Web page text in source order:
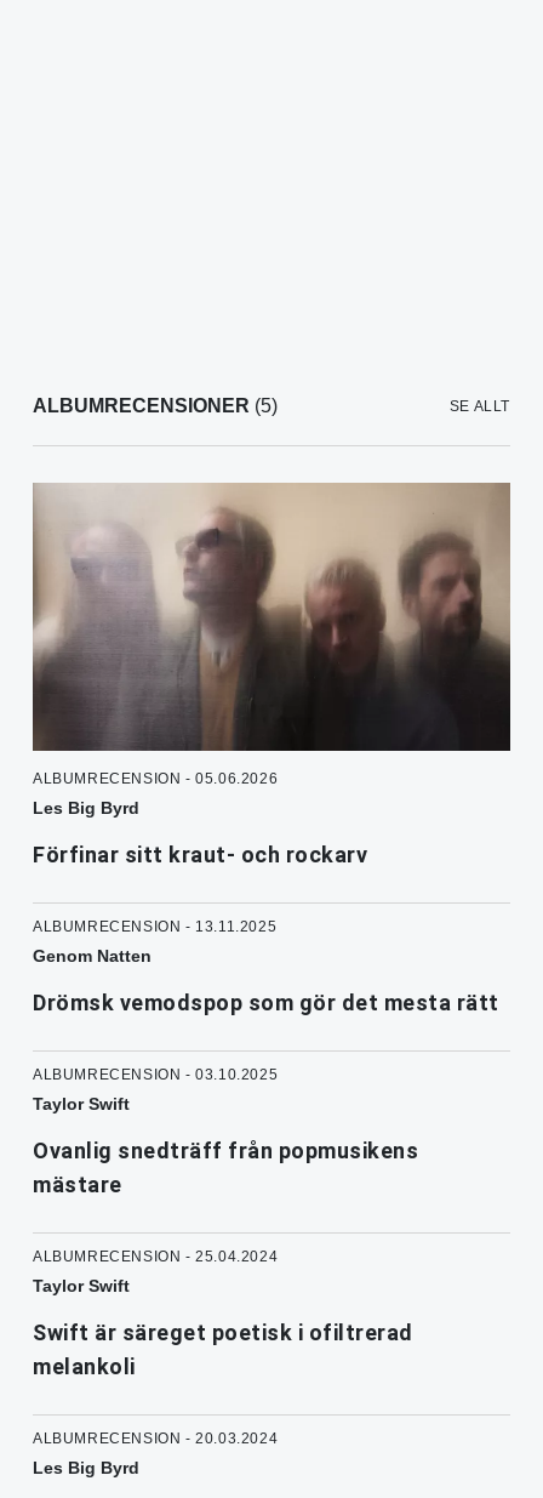
ALBUMRECENSIONER (5) SE ALLT
ALBUMRECENSION - 05.06.2026
Les Big Byrd
Förfinar sitt kraut- och rockarv
ALBUMRECENSION - 13.11.2025
Genom Natten
Drömsk vemodspop som gör det mesta rätt
ALBUMRECENSION - 03.10.2025
Taylor Swift
Ovanlig snedträff från popmusikens
mästare
ALBUMRECENSION - 25.04.2024
Taylor Swift
Swift är säreget poetisk i ofiltrerad
melankoli
ALBUMRECENSION - 20.03.2024
Les Big Byrd